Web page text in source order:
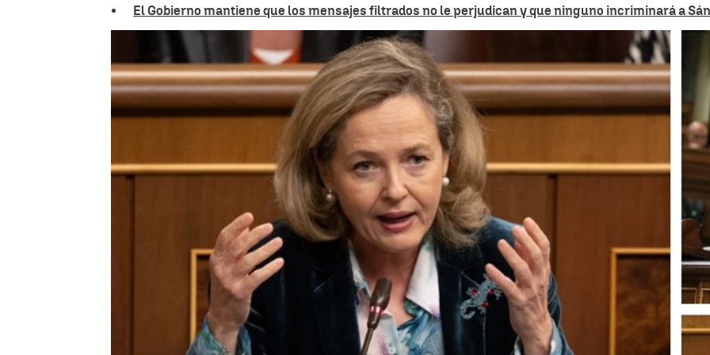
El Gobierno mantiene que los mensajes filtrados no le perjudican y que ninguno incriminará a
Rosario Miñano
15 de mayo de 2025, 09:30 WhatsappFacebook Linkedin